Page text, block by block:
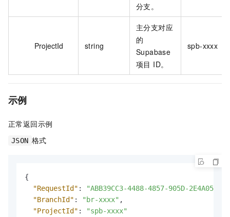
分支。
ProjectId string
主分支对应
的
Supabase
项目 ID。
spb-xxxx
示例
正常返回示例
JSON 格式
{
"RequestId" :
"ABB39CC3-4488-4857-905D-
"BranchId" : "br-xxxx" ,
"ProjectId" :
"spb-xxxx"